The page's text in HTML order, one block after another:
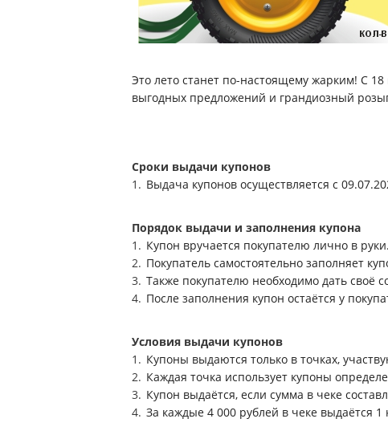
Это лето станет по-настоящему жарким! С
выгодных предложений и грандиозный
Сроки выдачи купонов
Выдача купонов осуществляется с
Порядок выдачи и заполнения купона
Купон вручается покупателю лично в руки.
Покупатель самостоятельно заполняет
Также покупателю необходимо дать своё
После заполнения купон остаётся у
Условия выдачи купонов
Купоны выдаются только в точках,
Каждая точка использует купоны
Купон выдаётся, если сумма в чеке
За каждые 4 000 рублей в чеке выдаётся